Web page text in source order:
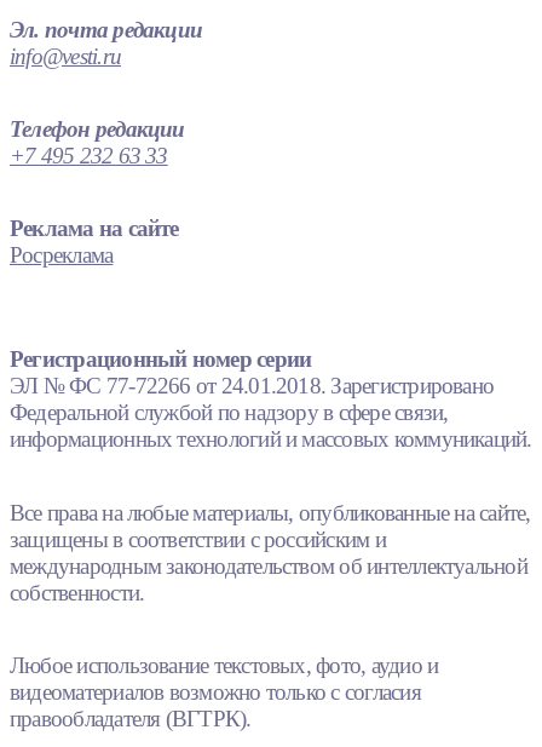
Эл. почта редакции
info@vesti.ru
Телефон редакции
+7 495 232 63 33
Реклама на сайте
Росреклама
Регистрационный номер серии
ЭЛ № ФС 77-72266 от 24.01.2018. Зарегистрировано
Федеральной службой по надзору в сфере связи,
информационных технологий и массовых коммуникаций.
Все права на любые материалы, опубликованные на сайте,
защищены в соответствии с российским и
международным законодательством об интеллектуальной
собственности.
Любое использование текстовых, фото, аудио и
видеоматериалов возможно только с согласия
правообладателя (ВГТРК).